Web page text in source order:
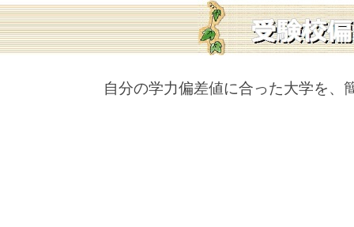
自分の学力偏差値に合った大学を、